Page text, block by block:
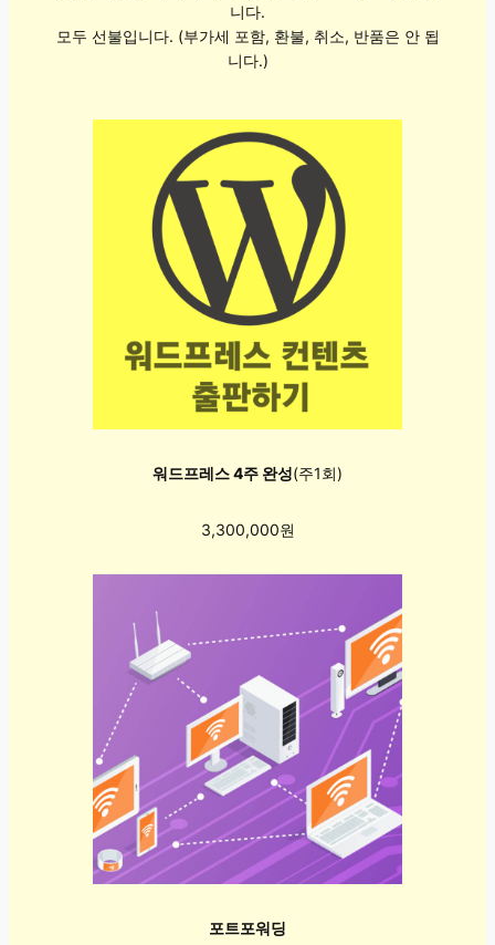
니다.
모두 선불입니다. (부가세 포함, 환불, 취소, 반품은 안 됩
니다.)
워드프레스 4주 완성(주1회)
3,300,000원
포트포워딩